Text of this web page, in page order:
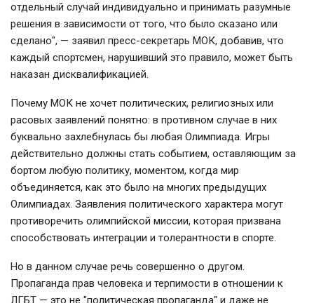
отдельный случай индивидуально и принимать разумные
решения в зависимости от того, что было сказано или
сделано", — заявил пресс-секретарь МОК, добавив, что
каждый спортсмен, нарушивший это правило, может быть
наказан дисквалификацией.
Почему МОК не хочет политических, религиозных или
расовых заявлений понятно: в противном случае в них
буквально захлебнулась бы любая Олимпиада. Игры
действительно должны стать событием, оставляющим за
бортом любую политику, моментом, когда мир
объединяется, как это было на многих предыдущих
Олимпиадах. Заявления политического характера могут
противоречить олимпийской миссии, которая призвана
способствовать интеграции и толерантности в спорте.
Но в данном случае речь совершенно о другом.
Пропаганда прав человека и терпимости в отношении к
ЛГБТ — это не "политическая пропаганда" и даже не